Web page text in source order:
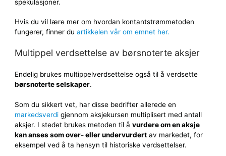
spekulasjoner.
Hvis du vil lære mer om hvordan kontantstrømmetoden
fungerer, finner du artikkelen vår om emnet her.
Multippel verdsettelse av børsnoterte aksjer
Endelig brukes multippelverdsettelse også til å verdsette
børsnoterte selskaper.
Som du sikkert vet, har disse bedrifter allerede en
markedsverdigjennom aksjekursen multiplisert med antall
aksjer. I stedet brukes metoden til å vurdere om en aksje
kan anses som over- eller undervurdertav markedet, for
eksempel ved å ta hensyn til historiske verdsettelser.